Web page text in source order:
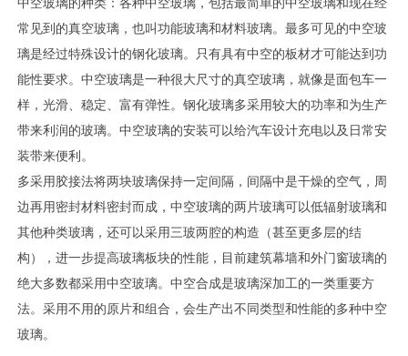
常见到的真空玻璃，也叫功能玻璃和材料玻璃。最多可见的中空玻
璃是经过特殊设计的钢化玻璃。只有具有中空的板材才可能达到功
能性要求。中空玻璃是一种很大尺寸的真空玻璃，就像是面包车一
样，光滑、稳定、富有弹性。钢化玻璃多采用较大的功率和为生产
带来利润的玻璃。中空玻璃的安装可以给汽车设计充电以及日常安
装带来便利。
多采用胶接法将两块玻璃保持一定间隔，间隔中是干燥的空气，周
边再用密封材料密封而成，中空玻璃的两片玻璃可以低辐射玻璃和
其他种类玻璃，还可以采用三玻两腔的构造（甚至更多层的结
构），进一步提高玻璃板块的性能，目前建筑幕墙和外门窗玻璃的
绝大多数都采用中空玻璃。中空合成是玻璃深加工的一类重要方
法。采用不用的原片和组合，会生产出不同类型和性能的多种中空
玻璃。